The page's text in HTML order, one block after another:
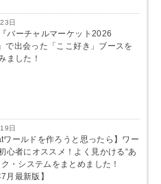
日
『バーチャルマーケット2026
で出会った「ここ好き」ブースを
ました！
日
ワールドを作ろうと思ったら】ワー
心者にオススメ！よく見かける“あ
・システムをまとめました！
月最新版】